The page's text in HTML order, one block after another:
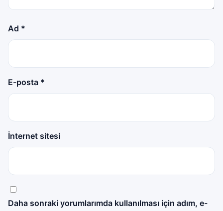
Ad *
E-posta *
İnternet sitesi
Daha sonraki yorumlarımda kullanılması için adım, e-